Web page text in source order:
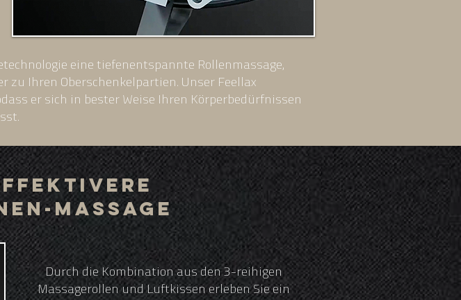
eine tiefenentspannte Rollenmassage,
zu Ihren Oberschenkelpartien. Unser Feellax
er sich in bester Weise Ihren Körperbedürfnissen
massage
Durch die Kombination aus den 3-reihigen
Massagerollen und Luftkissen erleben Sie ein